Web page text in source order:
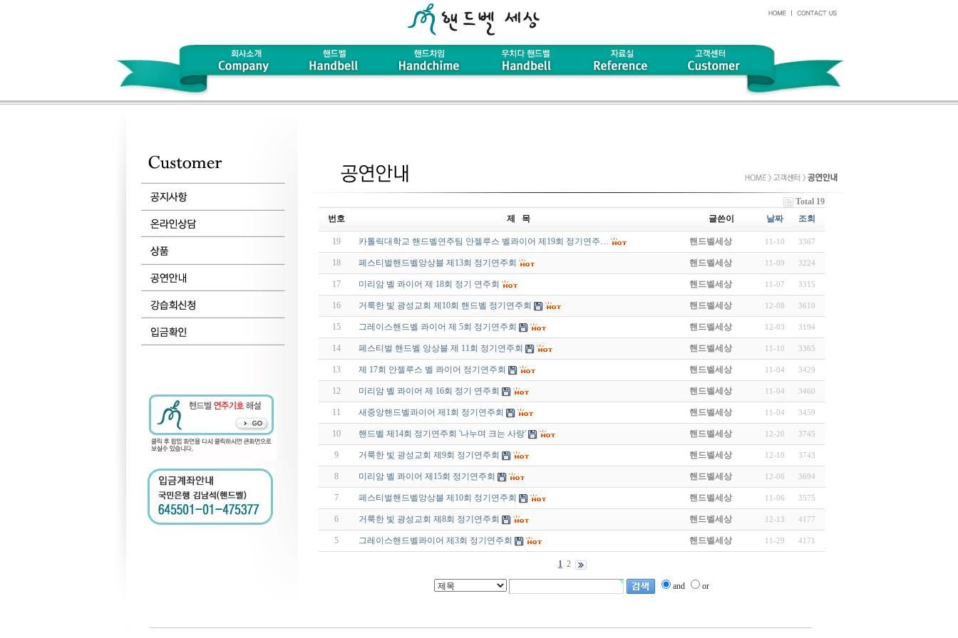
Total 19
번호
제 목 글쓴이 날짜 조회
19 카톨릭대학교 핸드벨연주팀 안젤루스 벨콰이어 제19회 정기연주… 핸드벨세상 11-10 3367
18 페스티벌핸드벨앙상블 제13회 정기연주회 핸드벨세상 11-09 3224
17 미리암 벨 콰이어 제 18회 정기 연주회 핸드벨세상 11-07 3315
16 거룩한 빛 광성교회 제10회 핸드벨 정기연주회 핸드벨세상 12-08 3610
15 그레이스핸드벨 콰이어 제 5회 정기연주회 핸드벨세상 12-03 3194
14 페스티벌 핸드벨 앙상블 제 11회 정기연주회 핸드벨세상 11-10 3365
13 제 17회 안젤루스 벨 콰이어 정기연주회 핸드벨세상 11-04 3429
12 미리암 벨 콰이어 제 16회 정기 연주회 핸드벨세상 11-04 3460
11 새중앙핸드벨콰이어 제1회 정기연주회 핸드벨세상 11-04 3459
10 핸드벨 제14회 정기연주회 '나누며 크는 사랑' 핸드벨세상 12-20 3745
9 거룩한 빛 광성교회 제9회 정기연주회 핸드벨세상 12-10 3743
8 미리암 벨 콰이어 제15회 정기연주회 핸드벨세상 12-06 3694
7 페스티벌핸드벨앙상블 제10회 정기연주회 핸드벨세상 11-06 3575
6 거룩한 빛 광성교회 제8회 정기연주회 핸드벨세상 12-13 4177
5 그레이스핸드벨콰이어 제3회 정기연주회 핸드벨세상 11-29 4171
1 2
and or